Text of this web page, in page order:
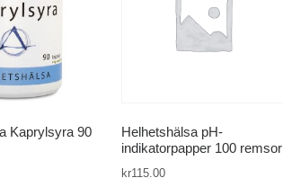
Kaprylsyra 90
Helhetshälsa pH-
indikatorpapper 100 remsor
kr115.00